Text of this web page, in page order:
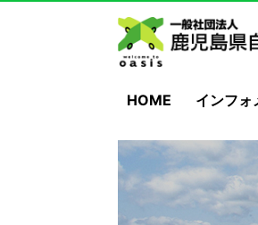
HOME インフォ